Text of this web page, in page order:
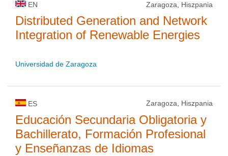
EN Zaragoza, Hiszpania
Distributed Generation and Network
Integration of Renewable Energies
Universidad de Zaragoza
ES Zaragoza, Hiszpania
Educación Secundaria Obligatoria y
Bachillerato, Formación Profesional
y Enseñanzas de Idiomas